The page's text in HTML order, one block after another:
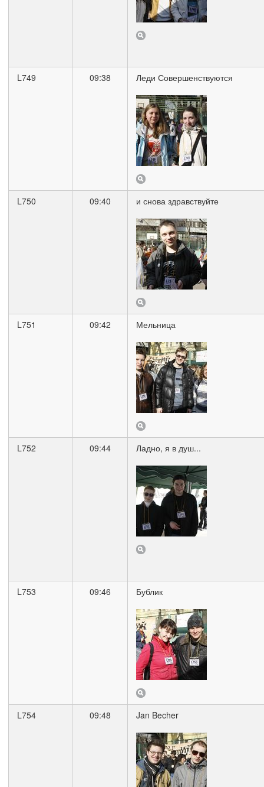
L749 09:38 Леди Совершенствуются
L750 09:40 и снова здравствуйте
L751 09:42 Мельница
L752 09:44 Ладно, я в душ...
L753 09:46 Бублик
L754 09:48 Jan Becher